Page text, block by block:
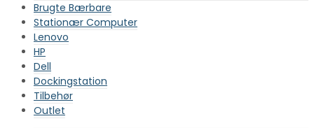
Brugte Bærbare
Stationær Computer
Lenovo
HP
Dell
Dockingstation
Tilbehør
Outlet